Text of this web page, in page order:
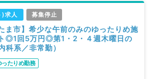
)求人 募集停止
ま市】希少な午前のみのゆったりめ施
◎1回5万円◎第1・2・４週木曜日の
系／非常勤）
ったりめ勤務